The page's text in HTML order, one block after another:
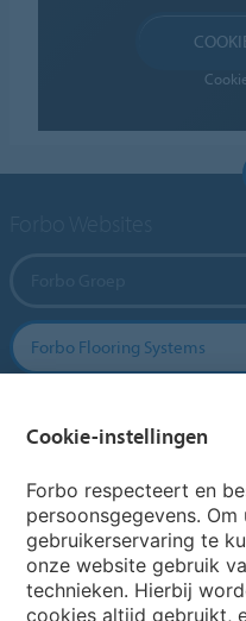
Forbo Flooring Systems
Website
Kies uw land
Cookie-instellingen
Forbo respecteert en
persoonsgegevens.
gebruikerservaring te
onze website gebruik
technieken. Hierbij
cookies altijd gebruikt,